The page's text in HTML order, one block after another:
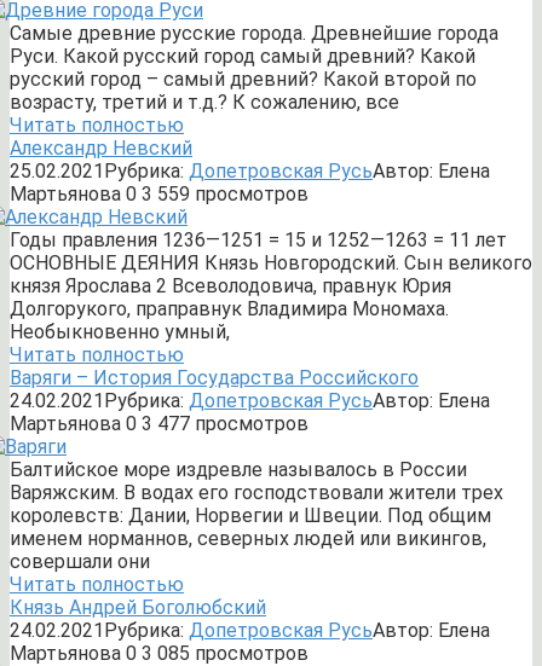
Самые древние русские города. Древнейшие города
Руси. Какой русский город самый древний? Какой
русский город – самый древний? Какой второй по
возрасту, третий и т.д.? К сожалению, все
Читать полностью
Александр Невский
25.02.2021Рубрика: Допетровская РусьАвтор: Елена
Мартьянова 0 3 559 просмотров
Годы правления 1236—1251 = 15 и 1252—1263 = 11 лет
ОСНОВНЫЕ ДЕЯНИЯ Князь Новгородский. Сын великого
князя Ярослава 2 Всеволодовича, правнук Юрия
Долгорукого, праправнук Владимира Мономаха.
Необыкновенно умный,
Читать полностью
Варяги – История Государства Российского
24.02.2021Рубрика: Допетровская РусьАвтор: Елена
Мартьянова 0 3 477 просмотров
Балтийское море издревле называлось в России
Варяжским. В водах его господствовали жители трех
королевств: Дании, Норвегии и Швеции. Под общим
именем норманнов, северных людей или викингов,
совершали они
Читать полностью
Князь Андрей Боголюбский
24.02.2021Рубрика: Допетровская РусьАвтор: Елена
Мартьянова 0 3 085 просмотров